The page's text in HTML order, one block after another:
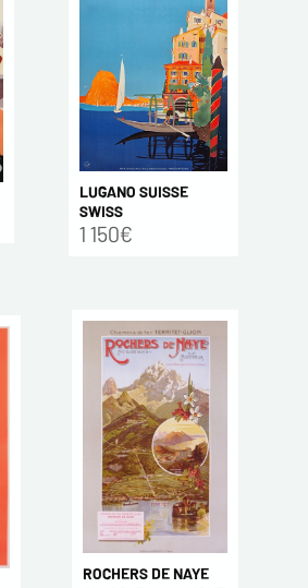
LUGANO SUISSE
SWISS
1 150€
ROCHERS DE NAYE